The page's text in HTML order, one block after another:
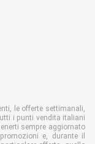
le offerte settimanali,
i punti vendita italiani
sempre aggiornato
e, durante il